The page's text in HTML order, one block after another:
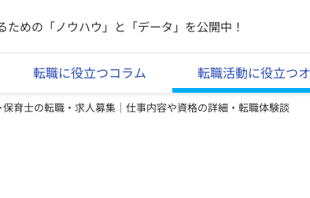
ための「ノウハウ」と「データ」を公開中！
転職に役立つコラム 転職活動に役立つ
保育士の転職・求人募集｜仕事内容や資格の詳細・転職体験談